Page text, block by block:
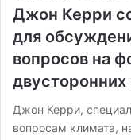
Джон Керри
для
вопросов на
Джон Керри,
вопросам климата,